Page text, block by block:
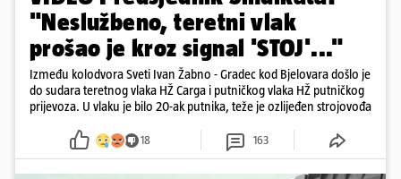
"Neslužbeno, teretni vlak
prošao je kroz signal 'STOJ'..."
Između kolodvora Sveti Ivan Žabno - Gradec kod Bjelovara došlo je
do sudara teretnog vlaka HŽ Carga i putničkog vlaka HŽ putničkog
prijevoza. U vlaku je bilo 20-ak putnika, teže je ozlijeđen strojovođa
18 163